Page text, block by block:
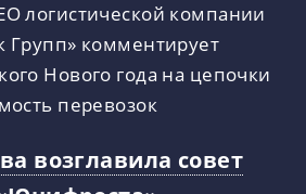
логистической компании
Групп» комментирует
Нового года на цепочки
перевозок
возглавила совет